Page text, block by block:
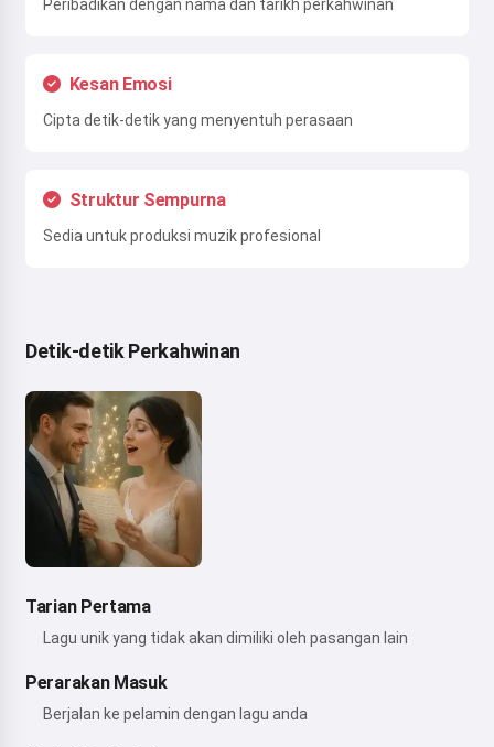
Peribadikan dengan nama dan tarikh perkahwinan
Kesan Emosi
Cipta detik-detik yang menyentuh perasaan
Struktur Sempurna
Sedia untuk produksi muzik profesional
Detik-detik Perkahwinan
Tarian Pertama
Lagu unik yang tidak akan dimiliki oleh pasangan lain
Perarakan Masuk
Berjalan ke pelamin dengan lagu anda